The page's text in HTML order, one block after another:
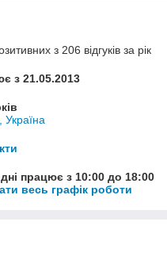
з 206 відгуків за рік
з 21.05.2013
Україна
працює з 10:00 до 18:00
весь графік роботи